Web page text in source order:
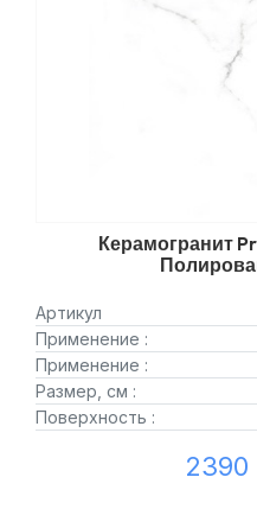
Керамогранит
Артикул
Применение :
Применение :
Размер, см :
Поверхность :